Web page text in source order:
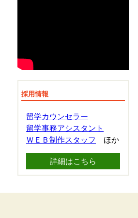
採用情報
留学カウンセラー
留学事務アシスタント
ＷＥＢ制作スタッフ ほか
詳細はこちら